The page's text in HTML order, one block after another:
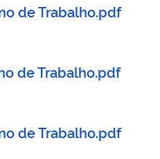
de Trabalho.pdf
de Trabalho.pdf
de Trabalho.pdf